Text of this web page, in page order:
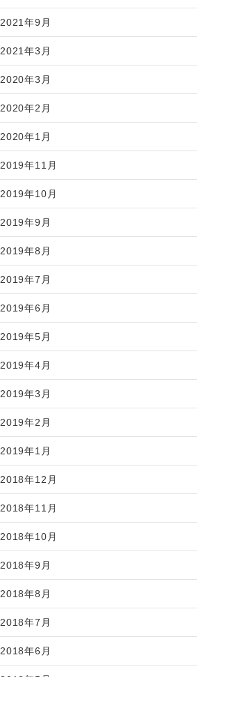
2021年9月
2021年3月
2020年3月
2020年2月
2020年1月
2019年11月
2019年10月
2019年9月
2019年8月
2019年7月
2019年6月
2019年5月
2019年4月
2019年3月
2019年2月
2019年1月
2018年12月
2018年11月
2018年10月
2018年9月
2018年8月
2018年7月
2018年6月
2018年5月